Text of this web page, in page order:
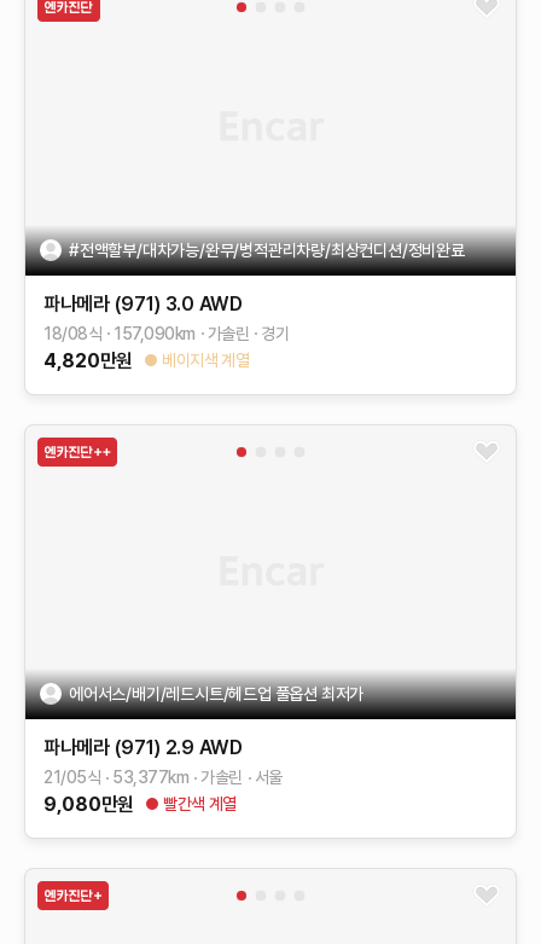
#전액할부/대차가능/완무/병적관리차량/최상컨디션/정비완료
파나메라 (971) 3.0 AWD
18/08식 157,090km 가솔린 경기
4,820만원 베이지색 계열
에어서스/배기/레드시트/헤드업 풀옵션 최저가
파나메라 (971) 2.9 AWD
21/05식 53,377km 가솔린 서울
9,080만원 빨간색 계열